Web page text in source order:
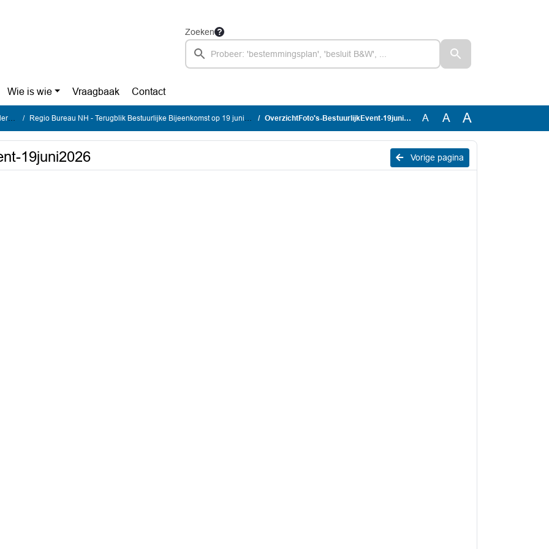
Zoeken
Wie is wie Vraagbaak Contact
Regio Bureau NH - Terugblik Bestuurlijke Bijeenkomst op 19 juni 2026 OverzichtFoto's-BestuurlijkEvent-19juni2026 A A A
Vorige pagina
19juni2026